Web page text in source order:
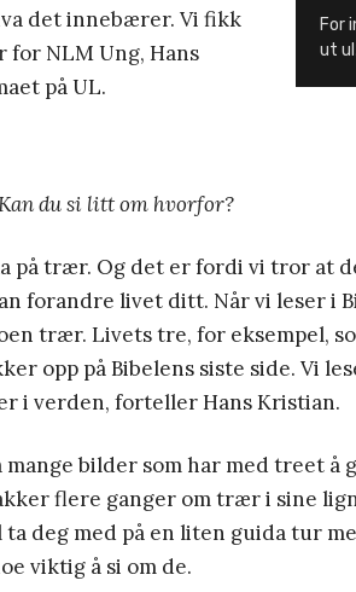
For
ut
det innebærer. Vi fikk
NLM Ung, Hans
på UL.
du si litt om hvorfor?
på trær. Og det er fordi vi tror at
forandre livet ditt. Når vi leser i
trær. Livets tre, for eksempel,
opp på Bibelens siste side. Vi
i verden, forteller Hans Kristian.
mange bilder som har med treet å
flere ganger om trær i sine
ta deg med på en liten guida tur
viktig å si om de.